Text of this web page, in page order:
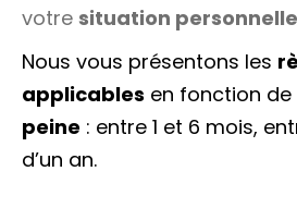
votre situation personnelle
Nous vous présentons les
applicables en fonction de
peine : entre 1 et 6 mois,
d’un an.